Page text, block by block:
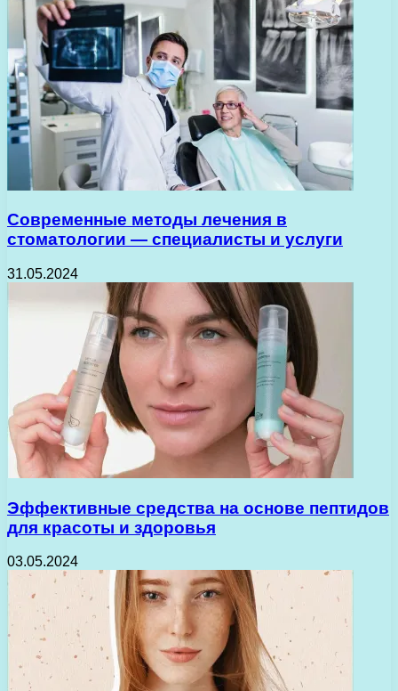
Современные методы лечения в
стоматологии — специалисты и услуги
31.05.2024
Эффективные средства на основе пептидов
для красоты и здоровья
03.05.2024